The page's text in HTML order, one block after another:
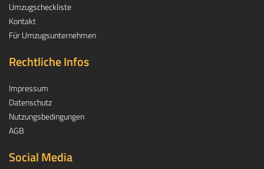
Umzugscheckliste
Kontakt
Für Umzugsunternehmen
Rechtliche Infos
Impressum
Datenschutz
Nutzungsbedingungen
AGB
Social Media